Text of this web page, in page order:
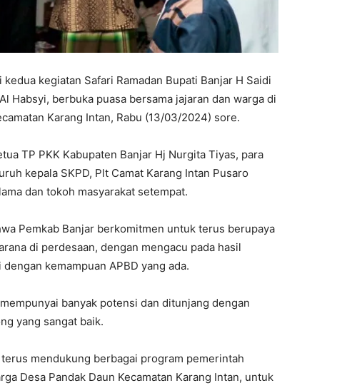
kedua kegiatan Safari Ramadan Bupati Banjar H Saidi
Habsyi, berbuka puasa bersama jajaran dan warga di
Karang Intan, Rabu (13/03/2024) sore.
TP PKK Kabupaten Banjar Hj Nurgita Tiyas, para
kepala SKPD, Plt Camat Karang Intan Pusaro
dan tokoh masyarakat setempat.
Pemkab Banjar berkomitmen untuk terus berupaya
di perdesaan, dengan mengacu pada hasil
kemampuan APBD yang ada.
banyak potensi dan ditunjang dengan
yang sangat baik.
mendukung berbagai program pemerintah
Desa Pandak Daun Kecamatan Karang Intan, untuk